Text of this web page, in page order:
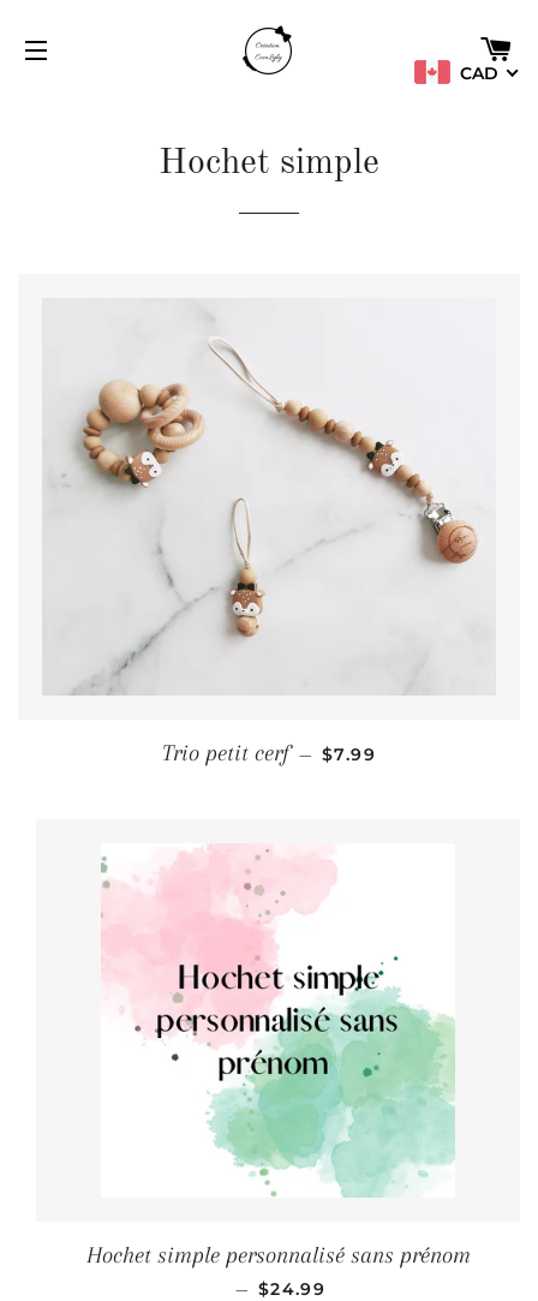
CAD
Hochet simple
Trio petit cerf — PRIX RÉGULIER
$7.99
Hochet simple personnalisé sans prénom
— PRIX RÉGULIER
$24.99